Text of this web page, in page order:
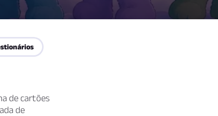
de cartões
de